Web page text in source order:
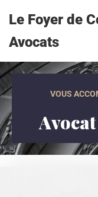
au
contenu
Le Foyer de
Avocats
VOUS